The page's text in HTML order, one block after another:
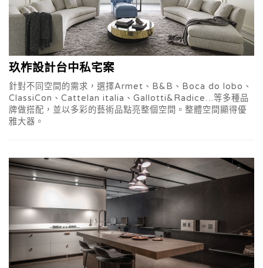
玖柞設計台中私宅案
針對不同空間的需求，選擇Armet、B&B、Boca do lobo、
ClassiCon、Cattelan italia、Gallotti&Radice…等多種品
牌做搭配，並以多彩的藝術品點亮整個空間。整體空間顯得優
雅大器。